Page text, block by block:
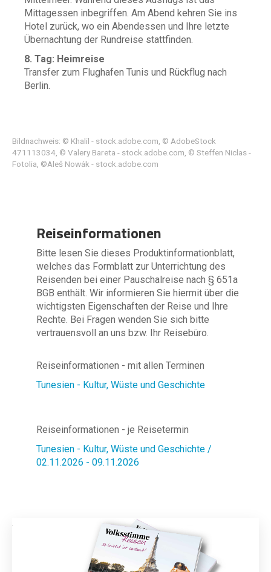
Mittagessen inbegriffen. Am Abend kehren Sie ins
Hotel zurück, wo ein Abendessen und Ihre letzte
Übernachtung der Rundreise stattfinden.
8. Tag: Heimreise
Transfer zum Flughafen Tunis und Rückflug nach
Berlin.
Bildnachweis: © Khalil - stock.adobe.com, © AdobeStock
471113034, © Valery Bareta - stock.adobe.com, © Steffen Niclas -
Fotolia, ©Aleš Nowák - stock.adobe.com
Reiseinformationen
Bitte lesen Sie dieses Produktinformationblatt,
welches das Formblatt zur Unterrichtung des
Reisenden bei einer Pauschalreise nach § 651a
BGB enthält. Wir informieren Sie hiermit über die
wichtigsten Eigenschaften der Reise und Ihre
Rechte. Bei Fragen wenden Sie sich bitte
vertrauensvoll an uns bzw. Ihr Reisebüro.
Reiseinformationen - mit allen Terminen
Tunesien - Kultur, Wüste und Geschichte
Reiseinformationen - je Reisetermin
Tunesien - Kultur, Wüste und Geschichte /
02.11.2026 - 09.11.2026